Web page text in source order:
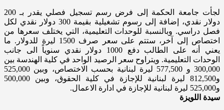
لجأت جامعة الحكمة إلى فرض رسم تسجيل فصلي يقدر بـ 200
دولار نقدي، إضافة إلى رسوم تشغيلية بقيمة 300 دولار نقدي لكل
فصل دراسي. وبالنسبة للوحدات التعليمية، التي يختلف سعرها من
اختصاص إلى آخر، ستتم على سعر صرف 1500 ليرة للدولار. ما
يعني أنه على الطالب دفع 1000 دولار نقدي سنوياً الى جانب
الوحدات التعليمية. ويتراوح سعر الرصيد الواحد في كلية الهندسة بين
300,000 و 577,500 ليرة لبنانية بحسب الاختصاص، وبين 525,000
و812,500 ليرة لبنانية للإجازة في كلية الحقوق، وبين 500,000
و525,000 ليرة لبنانية للإجازة في ادارة الاعمال.
سيدة اللويزة